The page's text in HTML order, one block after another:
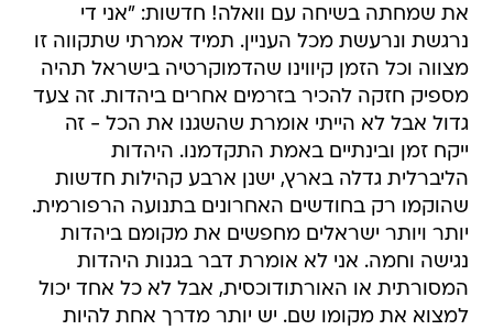
את שמחתה בשיחה עם וואלה! חדשות: "אני די
נרגשת ונרעשת מכל העניין. תמיד אמרתי שתקווה זו
מצווה וכל הזמן קיווינו שהדמוקרטיה בישראל תהיה
מספיק חזקה להכיר בזרמים אחרים ביהדות. זה צעד
גדול אבל לא הייתי אומרת שהשגנו את הכל - זה
ייקח זמן ובינתיים באמת התקדמנו. היהדות
הליברלית גדלה בארץ, ישנן ארבע קהילות חדשות
שהוקמו רק בחודשים האחרונים בתנועה הרפורמית.
יותר ויותר ישראלים מחפשים את מקומם ביהדות
נגישה וחמה. אני לא אומרת דבר בגנות היהדות
המסורתית או האורתודוכסית, אבל לא כל אחד יכול
למצוא את מקומו שם. יש יותר מדרך אחת להיות